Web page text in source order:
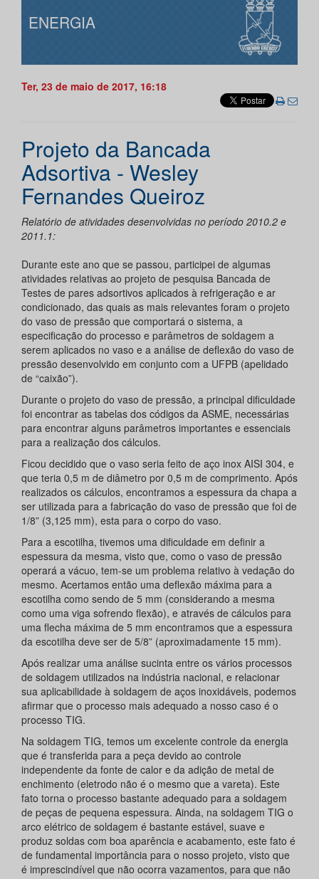
ENERGIA
Ter, 23 de maio de 2017, 16:18
Projeto da Bancada
Adsortiva - Wesley
Fernandes Queiroz
Relatório de atividades desenvolvidas no período 2010.2 e
2011.1:
Durante este ano que se passou, participei de algumas
atividades relativas ao projeto de pesquisa Bancada de
Testes de pares adsortivos aplicados à refrigeração e ar
condicionado, das quais as mais relevantes foram o projeto
do vaso de pressão que comportará o sistema, a
especificação do processo e parâmetros de soldagem a
serem aplicados no vaso e a análise de deflexão do vaso de
pressão desenvolvido em conjunto com a UFPB (apelidado
de “caixão”).
Durante o projeto do vaso de pressão, a principal dificuldade
foi encontrar as tabelas dos códigos da ASME, necessárias
para encontrar alguns parâmetros importantes e essenciais
para a realização dos cálculos.
Ficou decidido que o vaso seria feito de aço inox AISI 304, e
que teria 0,5 m de diâmetro por 0,5 m de comprimento. Após
realizados os cálculos, encontramos a espessura da chapa a
ser utilizada para a fabricação do vaso de pressão que foi de
1/8” (3,125 mm), esta para o corpo do vaso.
Para a escotilha, tivemos uma dificuldade em definir a
espessura da mesma, visto que, como o vaso de pressão
operará a vácuo, tem-se um problema relativo à vedação do
mesmo. Acertamos então uma deflexão máxima para a
escotilha como sendo de 5 mm (considerando a mesma
como uma viga sofrendo flexão), e através de cálculos para
uma flecha máxima de 5 mm encontramos que a espessura
da escotilha deve ser de 5/8” (aproximadamente 15 mm).
Após realizar uma análise sucinta entre os vários processos
de soldagem utilizados na indústria nacional, e relacionar
sua aplicabilidade à soldagem de aços inoxidáveis, podemos
afirmar que o processo mais adequado a nosso caso é o
processo TIG.
Na soldagem TIG, temos um excelente controle da energia
que é transferida para a peça devido ao controle
independente da fonte de calor e da adição de metal de
enchimento (eletrodo não é o mesmo que a vareta). Este
fato torna o processo bastante adequado para a soldagem
de peças de pequena espessura. Ainda, na soldagem TIG o
arco elétrico de soldagem é bastante estável, suave e
produz soldas com boa aparência e acabamento, este fato é
de fundamental importância para o nosso projeto, visto que
é imprescindível que não ocorra vazamentos, para que não